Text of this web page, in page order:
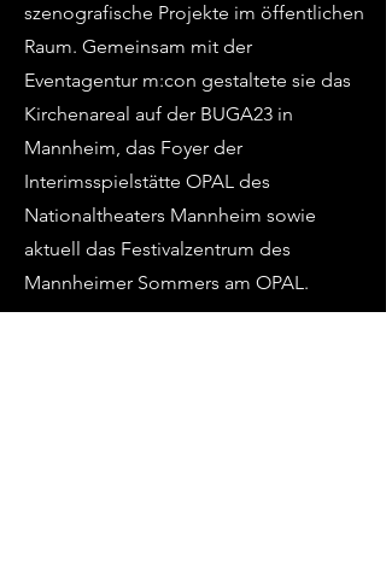
szenografische Projekte im öffentlichen
Raum. Gemeinsam mit der
Eventagentur m:con gestaltete sie das
Kirchenareal auf der BUGA23 in
Mannheim, das Foyer der
Interimsspielstätte OPAL des
Nationaltheaters Mannheim sowie
aktuell das Festivalzentrum des
Mannheimer Sommers am OPAL.